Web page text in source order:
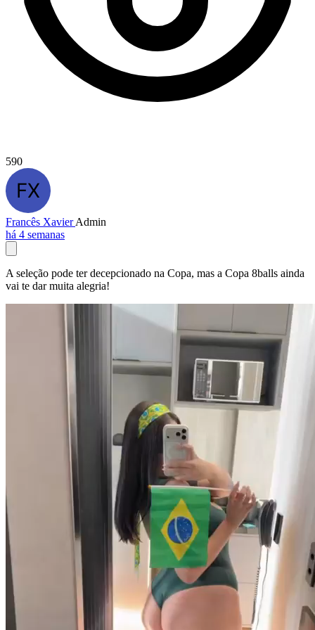
590
Francês XavierAdmin
há 4 semanas
A seleção pode ter decepcionado na Copa, mas a Copa 8balls ainda
vai te dar muita alegria!